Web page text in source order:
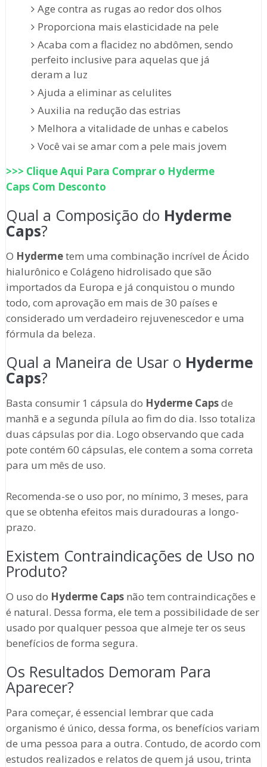
Age contra as rugas ao redor dos olhos
Proporciona mais elasticidade na pele
Acaba com a flacidez no abdômen, sendo
perfeito inclusive para aquelas que já
deram a luz
Ajuda a eliminar as celulites
Auxilia na redução das estrias
Melhora a vitalidade de unhas e cabelos
Você vai se amar com a pele mais jovem
>>> Clique Aqui Para Comprar o Hyderme
CapsCom Desconto
Qual a Composição do Hyderme
Caps?
O Hydermetem uma combinação incrível de Ácido
hialurônico e Colágeno hidrolisado que são
importados da Europa e já conquistou o mundo
todo, com aprovação em mais de 30 países e
considerado um verdadeiro rejuvenescedor e uma
fórmula da beleza.
Qual a Maneira de Usar o Hyderme
Caps?
Basta consumir 1 cápsula do Hyderme Capsde
manhã e a segunda pílula ao fim do dia. Isso totaliza
duas cápsulas por dia. Logo observando que cada
pote contém 60 cápsulas, ele contem a soma correta
para um mês de uso.
Recomenda-se o uso por, no mínimo, 3 meses, para
que se obtenha efeitos mais duradouras a longo-
prazo.
Existem Contraindicações de Uso no
Produto?
O uso do Hyderme Capsnão tem contraindicações e
é natural. Dessa forma, ele tem a possibilidade de ser
usado por qualquer pessoa que almeje ter os seus
benefícios de forma segura.
Os Resultados Demoram Para
Aparecer?
Para começar, é essencial lembrar que cada
organismo é único, dessa forma, os benefícios variam
de uma pessoa para a outra. Contudo, de acordo com
estudos realizados e relatos de quem já usou, trinta